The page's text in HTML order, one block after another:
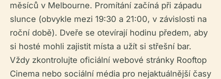
měsíců v Melbourne. Promítání začíná při západu
slunce (obvykle mezi 19:30 a 21:00, v závislosti na
roční době). Dveře se otevírají hodinu předem, aby
si hosté mohli zajistit místa a užít si střešní bar.
Vždy zkontrolujte oficiální webové stránky Rooftop
Cinema nebo sociální média pro nejaktuálnější časy